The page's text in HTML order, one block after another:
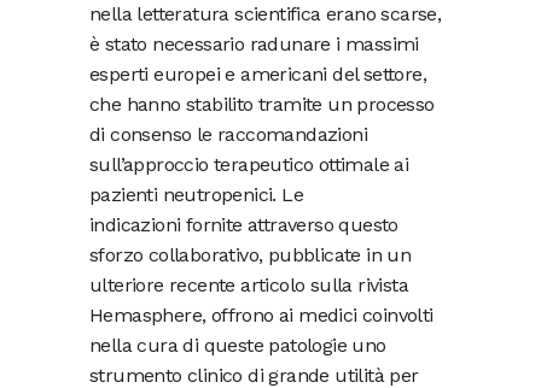
nella letteratura scientifica erano scarse,
è stato necessario radunare i massimi
esperti europei e americani del settore,
che hanno stabilito tramite un processo
di consenso le raccomandazioni
sull’approccio terapeutico ottimale ai
pazienti neutropenici. Le
indicazioni fornite attraverso questo
sforzo collaborativo, pubblicate in un
ulteriore recente articolo sulla rivista
Hemasphere, offrono ai medici coinvolti
nella cura di queste patologie uno
strumento clinico di grande utilità per